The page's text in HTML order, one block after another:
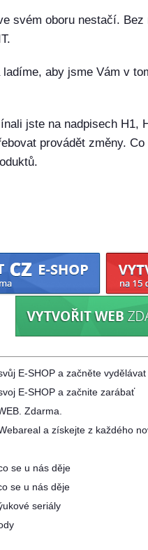
svém oboru nestačí.
aby jsme Vám v
jste na nadpisech H1,
provádět změny.
E-SHOP a začněte vydělávat
E-SHOP a začnite zarábať
Zdarma.
a získejte z každého
se u nás děje
se u nás děje
seriály